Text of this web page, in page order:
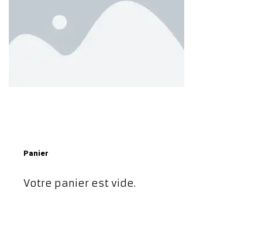
Panier
Votre panier est vide.